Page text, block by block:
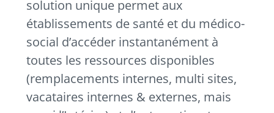
solution unique permet aux
établissements de santé et du médico-
social d’accéder instantanément à
toutes les ressources disponibles
(remplacements internes, multi sites,
vacataires internes & externes, mais